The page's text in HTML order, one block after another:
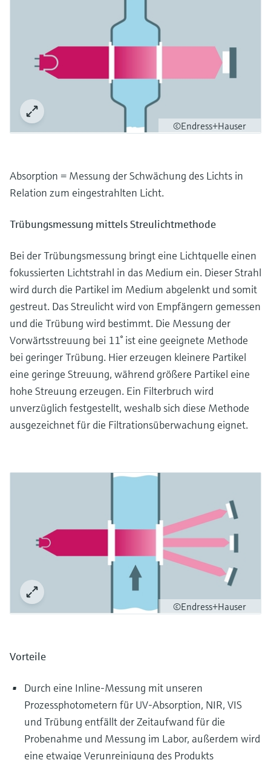
©Endress+Hauser
Absorption = Messung der Schwächung des Lichts in
Relation zum eingestrahlten Licht.
Trübungsmessung mittels Streulichtmethode
Bei der Trübungsmessung bringt eine Lichtquelle einen
fokussierten Lichtstrahl in das Medium ein. Dieser Strahl
wird durch die Partikel im Medium abgelenkt und somit
gestreut. Das Streulicht wird von Empfängern gemessen
und die Trübung wird bestimmt. Die Messung der
Vorwärtsstreuung bei 11° ist eine geeignete Methode
bei geringer Trübung. Hier erzeugen kleinere Partikel
eine geringe Streuung, während größere Partikel eine
hohe Streuung erzeugen. Ein Filterbruch wird
unverzüglich festgestellt, weshalb sich diese Methode
ausgezeichnet für die Filtrationsüberwachung eignet.
©Endress+Hauser
Vorteile
Durch eine Inline-Messung mit unseren
Prozessphotometern für UV-Absorption, NIR, VIS
und Trübung entfällt der Zeitaufwand für die
Probenahme und Messung im Labor, außerdem wird
eine etwaige Verunreinigung des Produkts